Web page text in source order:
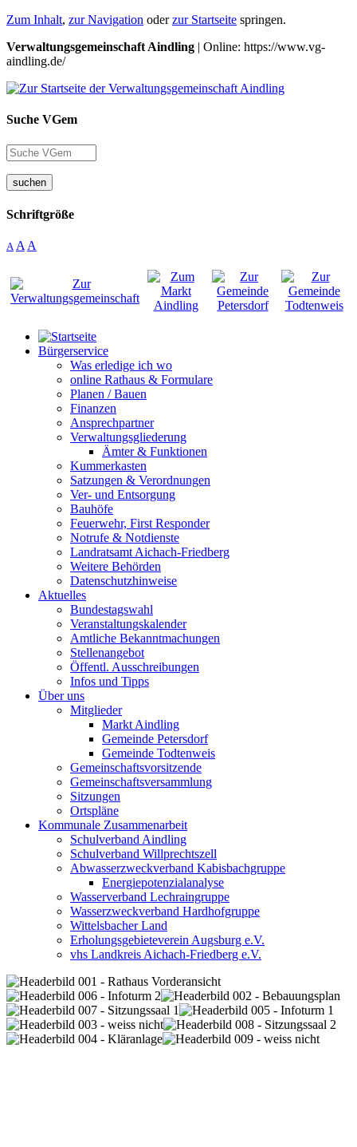
Zum Inhalt, zur Navigation oderzur Startseite springen.
Verwaltungsgemeinschaft Aindling | Online: https://www.vg-
aindling.de/
Suche VGem
suchen
Schriftgröße
A A A
Bürgerservice
Was erledige ich wo
online Rathaus & Formulare
Planen / Bauen
Finanzen
Ansprechpartner
Verwaltungsgliederung
Ämter & Funktionen
Kummerkasten
Satzungen & Verordnungen
Ver- und Entsorgung
Bauhöfe
Feuerwehr, First Responder
Notrufe & Notdienste
Landratsamt Aichach-Friedberg
Weitere Behörden
Datenschutzhinweise
Aktuelles
Bundestagswahl
Veranstaltungskalender
Amtliche Bekanntmachungen
Stellenangebot
Öffentl. Ausschreibungen
Infos und Tipps
Über uns
Mitglieder
Markt Aindling
Gemeinde Petersdorf
Gemeinde Todtenweis
Gemeinschaftsvorsitzende
Gemeinschaftsversammlung
Sitzungen
Ortspläne
Kommunale Zusammenarbeit
Schulverband Aindling
Schulverband Willprechtszell
Abwasserzweckverband Kabisbachgruppe
Energiepotenzialanalyse
Wasserverband Lechraingruppe
Wasserzweckverband Hardhofgruppe
Wittelsbacher Land
Erholungsgebieteverein Augsburg e.V.
vhs Landkreis Aichach-Friedberg e.V.